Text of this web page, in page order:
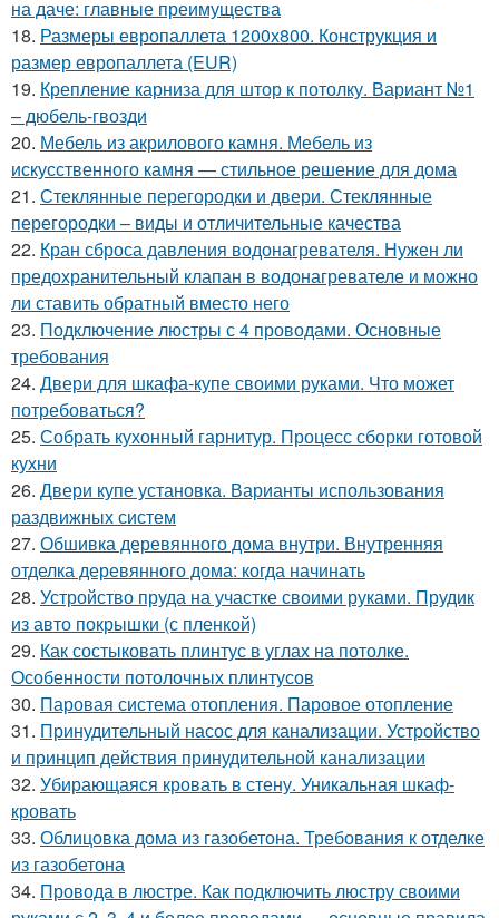
на даче: главные преимущества
18. Размеры европаллета 1200х800. Конструкция и
размер европаллета (EUR)
19. Крепление карниза для штор к потолку. Вариант №1
– дюбель-гвозди
20. Мебель из акрилового камня. Мебель из
искусственного камня — стильное решение для дома
21. Стеклянные перегородки и двери. Стеклянные
перегородки – виды и отличительные качества
22. Кран сброса давления водонагревателя. Нужен ли
предохранительный клапан в водонагревателе и можно
ли ставить обратный вместо него
23. Подключение люстры с 4 проводами. Основные
требования
24. Двери для шкафа-купе своими руками. Что может
потребоваться?
25. Собрать кухонный гарнитур. Процесс сборки готовой
кухни
26. Двери купе установка. Варианты использования
раздвижных систем
27. Обшивка деревянного дома внутри. Внутренняя
отделка деревянного дома: когда начинать
28. Устройство пруда на участке своими руками. Прудик
из авто покрышки (с пленкой)
29. Как состыковать плинтус в углах на потолке.
Особенности потолочных плинтусов
30. Паровая система отопления. Паровое отопление
31. Принудительный насос для канализации. Устройство
и принцип действия принудительной канализации
32. Убирающаяся кровать в стену. Уникальная шкаф-
кровать
33. Облицовка дома из газобетона. Требования к отделке
из газобетона
34. Провода в люстре. Как подключить люстру своими